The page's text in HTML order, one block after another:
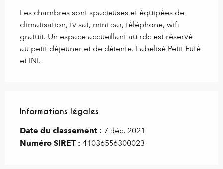
Les chambres sont spacieuses et équipées de
climatisation, tv sat, mini bar, téléphone, wifi
gratuit. Un espace accueillant au rdc est réservé
au petit déjeuner et de détente. Labelisé Petit Futé
et INI.
Informations légales
Informations légales
Date du classement : 7 déc. 2021
Numéro SIRET : 41036556300023